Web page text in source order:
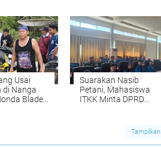
Tabrakan
Usai
di Nanga
Blade
​Suarakan Nasib
Petani, Mahasiswa
ITKK Minta DPRD
Tampilkan